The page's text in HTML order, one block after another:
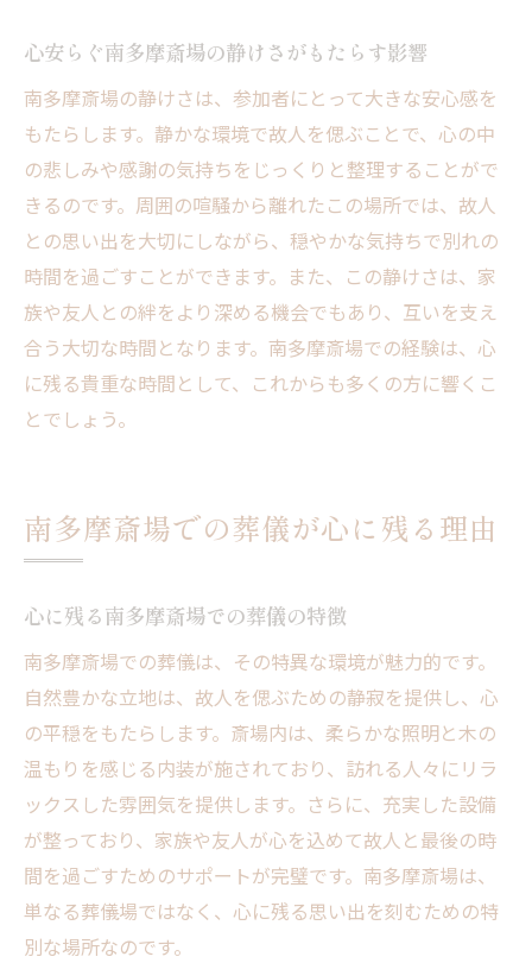
心安らぐ南多摩斎場の静けさがもたらす影響
南多摩斎場の静けさは、参加者にとって大きな安心感を
もたらします。静かな環境で故人を偲ぶことで、心の中
の悲しみや感謝の気持ちをじっくりと整理することがで
きるのです。周囲の喧騒から離れたこの場所では、故人
との思い出を大切にしながら、穏やかな気持ちで別れの
時間を過ごすことができます。また、この静けさは、家
族や友人との絆をより深める機会でもあり、互いを支え
合う大切な時間となります。南多摩斎場での経験は、心
に残る貴重な時間として、これからも多くの方に響くこ
とでしょう。
南多摩斎場での葬儀が心に残る理由
心に残る南多摩斎場での葬儀の特徴
南多摩斎場での葬儀は、その特異な環境が魅力的です。
自然豊かな立地は、故人を偲ぶための静寂を提供し、心
の平穏をもたらします。斎場内は、柔らかな照明と木の
温もりを感じる内装が施されており、訪れる人々にリラ
ックスした雰囲気を提供します。さらに、充実した設備
が整っており、家族や友人が心を込めて故人と最後の時
間を過ごすためのサポートが完璧です。南多摩斎場は、
単なる葬儀場ではなく、心に残る思い出を刻むための特
別な場所なのです。